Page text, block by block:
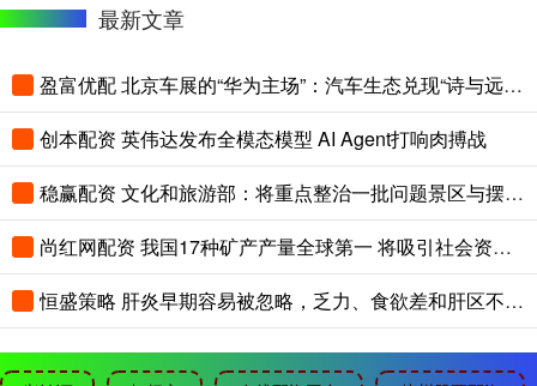
最新文章
盈富优配 北京车展的“华为主场”：汽车生态兑现“诗与远方”
创本配资 英伟达发布全模态模型 AI Agent打响肉搏战
稳赢配资 文化和旅游部：将重点整治一批问题景区与摆渡车
尚红网配资 我国17种矿产产量全球第一 将吸引社会资本参与找矿
恒盛策略 肝炎早期容易被忽略，乏力、食欲差和肝区不适别轻看